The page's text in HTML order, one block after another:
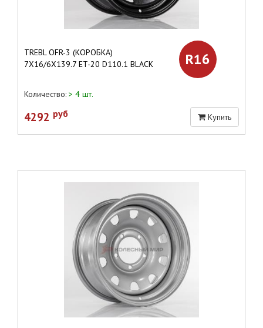
TREBL OFR-3 (КОРОБКА)
7X16/6X139.7 ET-20 D110.1 BLACK
R16
Количество: > 4 шт.
4292 руб Купить